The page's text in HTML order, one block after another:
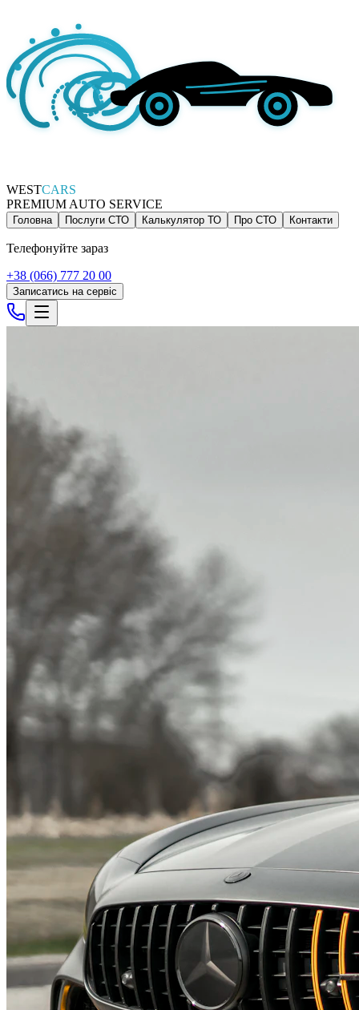
WESTCARS
PREMIUM AUTO SERVICE
Головна Послуги СТО Калькулятор ТО Про СТО Контакти
Телефонуйте зараз
+38 (066) 777 20 00
Записатись на сервіс